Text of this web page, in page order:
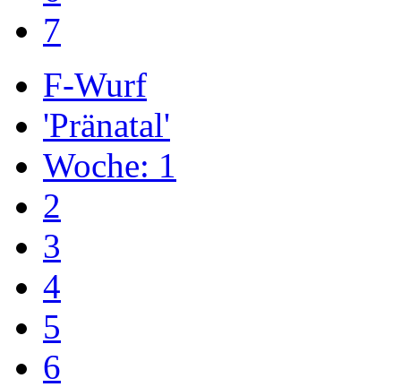
7
F-Wurf
'Pränatal'
Woche: 1
2
3
4
5
6